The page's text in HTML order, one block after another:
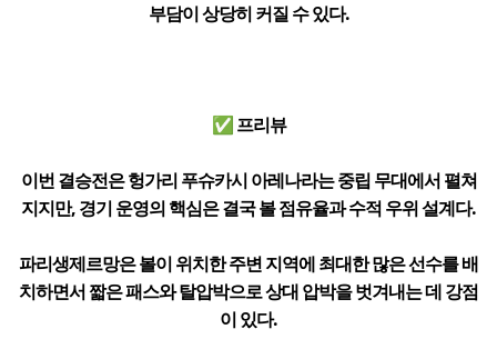
부담이 상당히 커질 수 있다.
✅ 프리뷰
이번 결승전은 헝가리 푸슈카시 아레나라는 중립 무대에서 펼쳐
지지만, 경기 운영의 핵심은 결국 볼 점유율과 수적 우위 설계다.
파리생제르망은 볼이 위치한 주변 지역에 최대한 많은 선수를 배
치하면서 짧은 패스와 탈압박으로 상대 압박을 벗겨내는 데 강점
이 있다.